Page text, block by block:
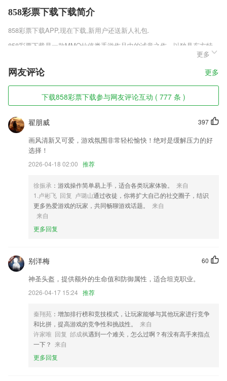
858彩票下载下载简介
858彩票下载APP,现在下载,新用户还送新人礼包.
858彩票下载是一款MMO仙侠类手游作品中的诚意之作，以独具东方特
色的真实写照描绘出了唯美的仙侠世界，精致写实的游戏画面，广阔无垠
的世界地图，采用高端的物理系统制作，自由的进行冒险探索，探索这个
修仙世界中未知的秘密解锁秘境，飘渺仙剑手游公测版给你打造最逼真缥
缈梦幻的修仙世界。
858彩票下载软件特色
1,无需现金。到了目的地，您的车费会自动从您的信用卡扣除–无需小
费。我们更会把你的乘車发票发送到您的电子邮箱。
2,操作起来非常自由，用户随时随地都可以在线上进行处理各种订单
3,诉讼指南:为诉讼人提供诉讼帮助服务
5,基于导入PPT、PDF、word等课件的讲解录制；
6,共收录成语二万二千余条，其中正文条目五千余条，余为附录条目。
858彩票下载软件优势
2.作业布置，一对一批改。
3.查看项目概况，数据实时分析，分析的数据所占比例多少，图形化展示
4.这里能对基本的口语能力等进行纠正，对各种专业的口语等进行学习
5.精编讲义，重点突出，考点明确，给你更明确的方向。
6.Android版
858彩票下载更新了什么?
更新隐私协议用户协议。
更多
网友评论 更多
下载858彩票下载参与网友评论互动 ( 777 条 )
397
翟朋威
画风清新又可爱，游戏氛围非常轻松愉快！绝对是缓解压力的好
选择！
2026-04-18 02:00 推荐
徐振承 ：游戏操作简单易上手，适合各类玩家体验。
来自
1.卢彬飞 回复 卢璐山通过收徒，你将扩大自己的社交圈子，结识
更多热爱游戏的玩家，共同畅聊游戏话题。
来自
来自
更多回复
60
别洋梅
神圣头盔，提供额外的生命值和防御属性，适合坦克职业。
2026-04-17 15:24 推荐
秦翔苑 ：增加排行榜和竞技模式，让玩家能够与其他玩家进行竞争
和比拼，提高游戏的竞争性和挑战性。
来自
许家唯 回复 邰成枫遇到一个难关，怎么过啊？有没有高手来指点
一下？ 来自
更多回复